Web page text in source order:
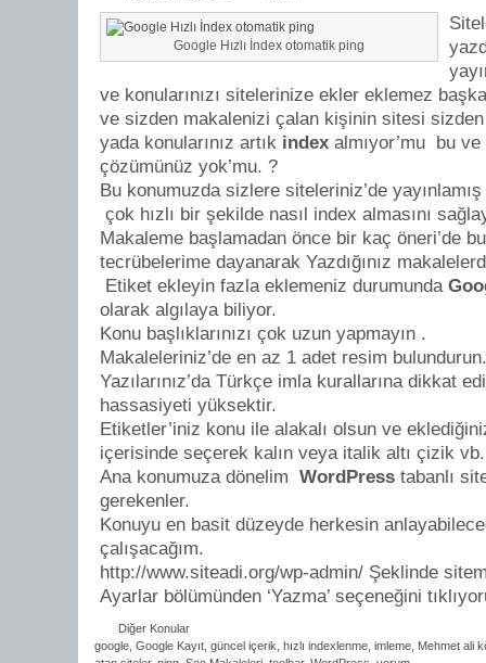
Google Hızlı İndex otomatik ping
ve konularınızı sitelerinize ekler eklemez
ve sizden makalenizi çalan kişinin sitesi sizden
yada konularınız artık index almıyor’mu bu
çözümünüz yok’mu. ?
Bu konumuzda sizlere siteleriniz’de
çok hızlı bir şekilde nasıl index almasını
Makaleme başlamadan önce bir kaç öneri’de
tecrübelerime dayanarak Yazdığınız
Etiket ekleyin fazla eklemeniz durumunda
olarak algılaya biliyor.
Konu başlıklarınızı çok uzun yapmayın .
Makaleleriniz’de en az 1 adet resim bulundurun.
Yazılarınız’da Türkçe imla kurallarına dikkat
hassasiyeti yüksektir.
Etiketler’iniz konu ile alakalı olsun ve
içerisinde seçerek kalın veya italik altı çizik
Ana konumuza dönelim WordPress tabanlı
gerekenler.
Konuyu en basit düzeyde herkesin
çalışacağım.
http://www.siteadi.org/wp-admin/ Şeklinde
Ayarlar bölümünden ‘Yazma’ seçeneğini
Diğer Konular
google Google Kayıt güncel içerik hızlı indexlenme imleme Mehmet ali